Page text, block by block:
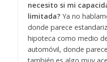
necesito si mi
limitada?Ya no
donde parece
hipoteca como medio
automóvil, donde